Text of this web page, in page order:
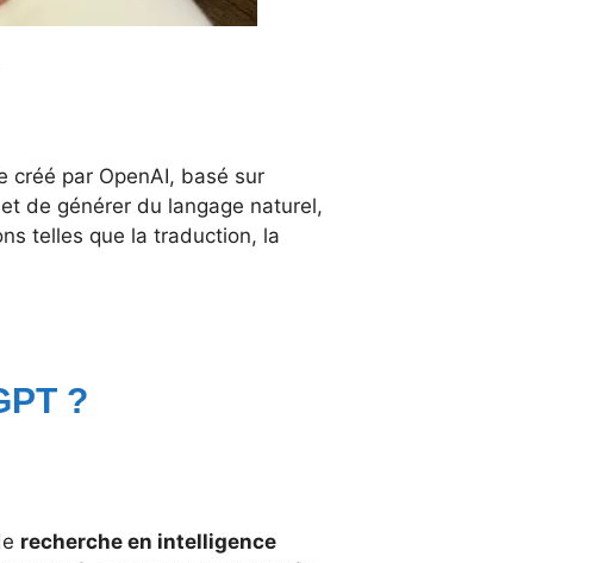
créé par OpenAI, basé sur
de générer du langage naturel,
telles que la traduction, la
?
recherche en intelligence